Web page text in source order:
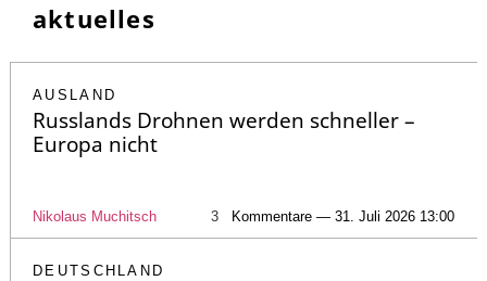
aktuelles
AUSLAND
Russlands Drohnen werden schneller –
Europa nicht
Nikolaus Muchitsch 3 Kommentare — 31. Juli 2026 13:00
DEUTSCHLAND